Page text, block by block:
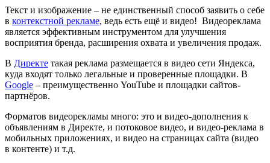
Текст и изображение – не единственный способ заявить о себе
в контекстной рекламе, ведь есть ещё и видео! Видеореклама
является эффективным инструментом для улучшения
восприятия бренда, расширения охвата и увеличения продаж.
В Директе такая реклама размещается в видео сети Яндекса,
куда входят только легальные и проверенные площадки. В
Google – преимущественно YouTube и площадки сайтов-
партнёров.
Форматов видеорекламы много: это и видео-дополнения к
объявлениям в Директе, и потоковое видео, и видео-реклама в
мобильных приложениях, и видео на страницах сайта (видео
в контенте) и т.д.